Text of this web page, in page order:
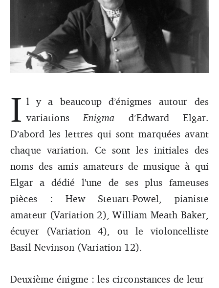
L'une des pièces les plus fameuses du compositeur
britannique Edward Elgar est dédiée à ses amis amateurs
de musique.
I l y a beaucoup d’énigmes autour des
variations Enigma d’Edward Elgar.
D’abord les lettres qui sont marquées avant
chaque variation. Ce sont les initiales des
noms des amis amateurs de musique à qui
Elgar a dédié l'une de ses plus fameuses
pièces : Hew Steuart-Powel, pianiste
amateur (Variation 2), William Meath Baker,
écuyer (Variation 4), ou le violoncelliste
Basil Nevinson (Variation 12).
Deuxième énigme : les circonstances de leur